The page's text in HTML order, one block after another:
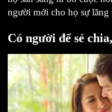
người mới cho họ sự lãng
Có người để sẻ